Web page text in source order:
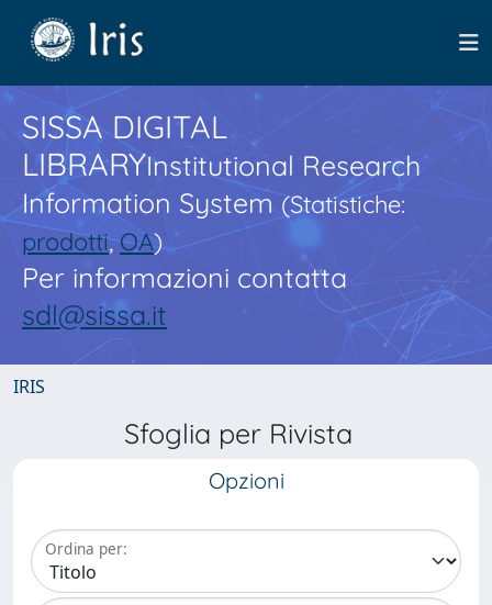
SISSA DIGITAL
LIBRARYInstitutional Research
Information System(Statistiche:
prodotti,OA)
Per informazioni contatta
sdl@sissa.it
IRIS
Sfoglia per Rivista
Opzioni
Ordina per: